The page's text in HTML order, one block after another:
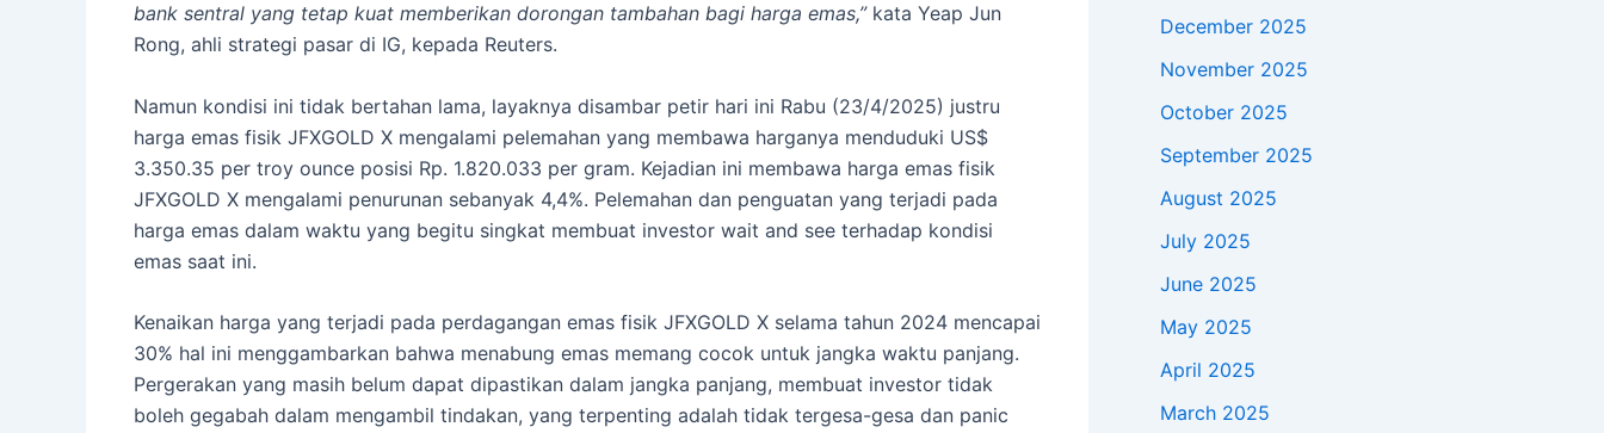
bank sentral yang tetap kuat memberikan dorongan tambahan bagi harga emas,”kata Yeap Jun
Rong, ahli strategi pasar di IG, kepada Reuters.
Namun kondisi ini tidak bertahan lama, layaknya disambar petir hari ini Rabu (23/4/2025) justru
harga emas fisik JFXGOLD X mengalami pelemahan yang membawa harganya menduduki US$
3.350.35 per troy ounce posisi Rp. 1.820.033 per gram. Kejadian ini membawa harga emas fisik
JFXGOLD X mengalami penurunan sebanyak 4,4%. Pelemahan dan penguatan yang terjadi pada
harga emas dalam waktu yang begitu singkat membuat investor wait and see terhadap kondisi
emas saat ini.
Kenaikan harga yang terjadi pada perdagangan emas fisik JFXGOLD X selama tahun 2024 mencapai
30% hal ini menggambarkan bahwa menabung emas memang cocok untuk jangka waktu panjang.
Pergerakan yang masih belum dapat dipastikan dalam jangka panjang, membuat investor tidak
boleh gegabah dalam mengambil tindakan, yang terpenting adalah tidak tergesa-gesa dan panic
December 2025
November 2025
October 2025
September 2025
August 2025
July 2025
June 2025
May 2025
April 2025
March 2025